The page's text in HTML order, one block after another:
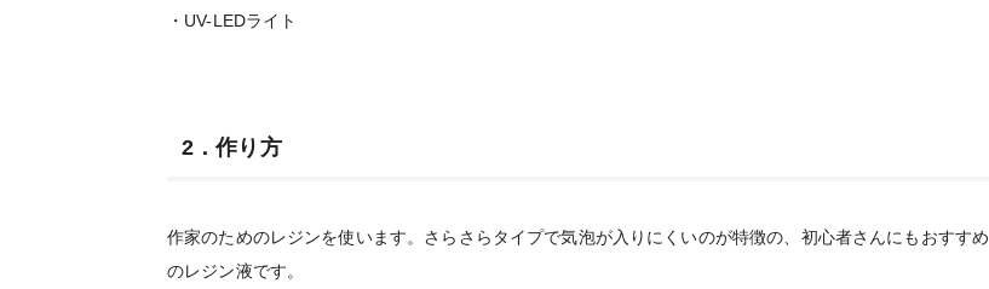
・UV-LEDライト
2．作り方
作家のためのレジンを使います。さらさらタイプで気泡が入りにくいのが特徴の、初心者さんにもおすすめ
のレジン液です。